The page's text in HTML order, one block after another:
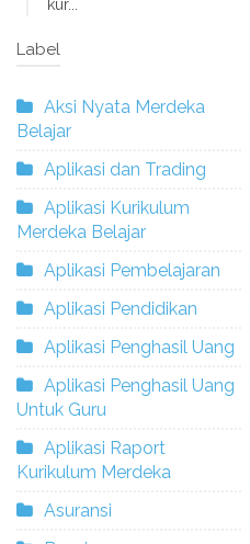
kur...
Label
Aksi Nyata Merdeka
Belajar
Aplikasi dan Trading
Aplikasi Kurikulum
Merdeka Belajar
Aplikasi Pembelajaran
Aplikasi Pendidikan
Aplikasi Penghasil Uang
Aplikasi Penghasil Uang
Untuk Guru
Aplikasi Raport
Kurikulum Merdeka
Asuransi